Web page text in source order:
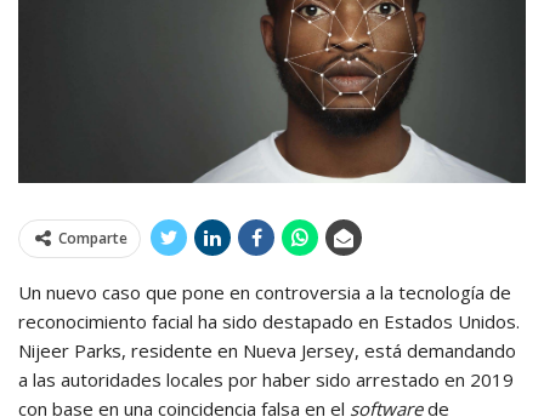
Comparte
Un nuevo caso que pone en controversia a la tecnología de
reconocimiento facial ha sido destapado en Estados Unidos.
Nijeer Parks, residente en Nueva Jersey, está demandando
a las autoridades locales por haber sido arrestado en 2019
con base en una coincidencia falsa en el softwarede